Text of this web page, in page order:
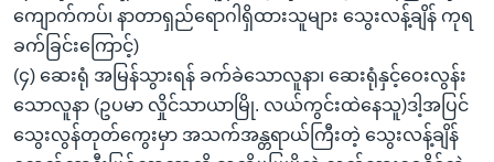
ကျောက်ကပ်၊ နာတာရှည်ရောဂါရှိထားသူများ သွေးလန့်ချိန် ကုရ
ခက်ခြင်းကြောင့်)
(၄) ဆေးရုံ အမြန်သွားရန် ခက်ခဲသောလူနာ၊ ဆေးရုံနှင့်ဝေးလွန်း
သောလူနာ (ဥပမာ လှိုင်သာယာမြို. လယ်ကွင်းထဲနေသူ)ဒါ့အပြင်
သွေးလွန်တုတ်ကွေးမှာ အသက်အန္တရာယ်ကြီးတဲ့ သွေးလန့်ချိန်